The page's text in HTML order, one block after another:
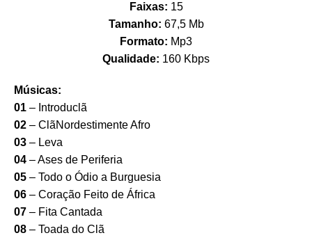
Faixas: 15
Tamanho: 67,5 Mb
Formato: Mp3
Qualidade: 160 Kbps
Músicas:
01 – Introduclã
02 – ClãNordestimente Afro
03 – Leva
04 – Ases de Periferia
05 – Todo o Ódio a Burguesia
06 – Coração Feito de África
07 – Fita Cantada
08 – Toada do Clã